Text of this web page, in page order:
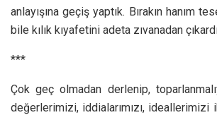
anlayışına geçiş yaptık. Bırakın hanım
bile kılık kıyafetini adeta zıvanadan
***
Çok geç olmadan derlenip,
değerlerimizi, iddialarımızı, ideallerimizi